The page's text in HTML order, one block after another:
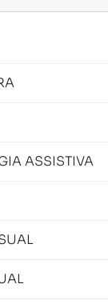
ASSISTIVA